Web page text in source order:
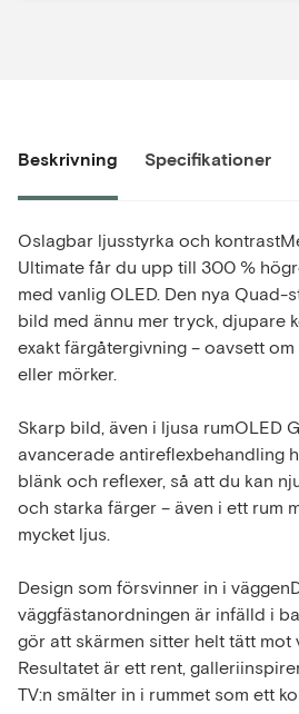
Beskrivning Specifikationer
Oslagbar ljusstyrka och
Ultimate får du upp till 300 %
med vanlig OLED. Den nya Quad-
bild med ännu mer tryck, djupare
exakt färgåtergivning – oavsett
eller mörker.
Skarp bild, även i ljusa rumOLED
avancerade antireflexbehandling
blänk och reflexer, så att du kan
och starka färger – även i ett rum
mycket ljus.
Design som försvinner in i
väggfästanordningen är infälld i
gör att skärmen sitter helt tätt mot
Resultatet är ett rent,
TV:n smälter in i rummet som ett